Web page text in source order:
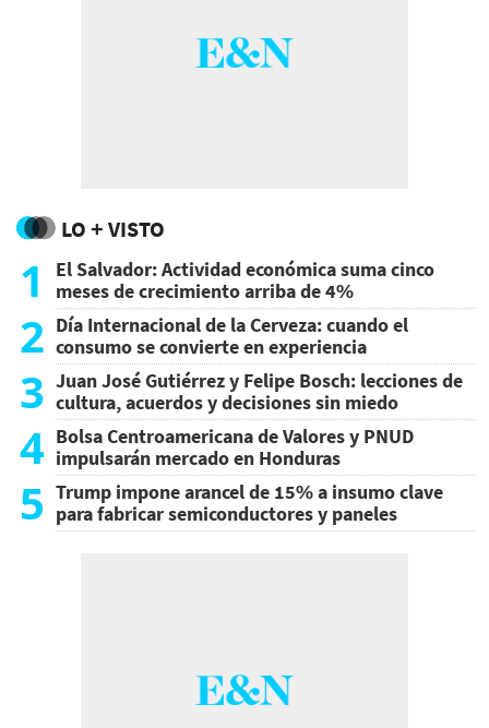
LO + VISTO
1
El Salvador: Actividad económica suma cinco
meses de crecimiento arriba de 4%
2 Día Internacional de la Cerveza: cuando el
consumo se convierte en experiencia
3 Juan José Gutiérrez y Felipe Bosch: lecciones de
cultura, acuerdos y decisiones sin miedo
4 Bolsa Centroamericana de Valores y PNUD
impulsarán mercado en Honduras
5 Trump impone arancel de 15% a insumo clave
para fabricar semiconductores y paneles